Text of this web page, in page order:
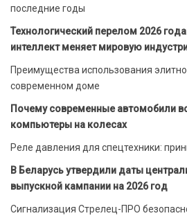
последние годы
Технологический перелом 2026
интеллект меняет мировую
Преимущества использования
современном доме
Почему современные автомобили
компьютеры на колесах
Реле давления для спецтехники:
В Беларусь утвердили даты
выпускной кампании на 2026 год
Сигнализация Стрелец-ПРО